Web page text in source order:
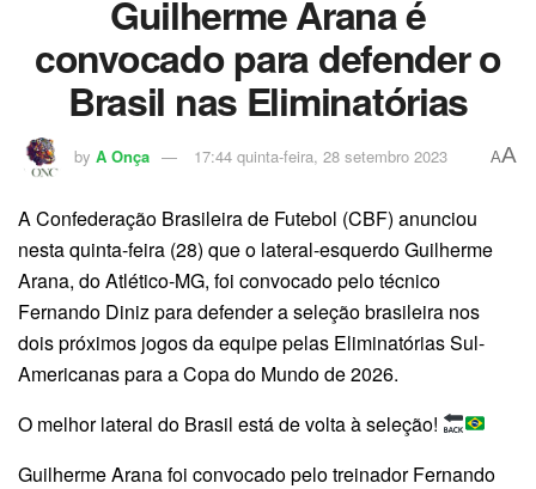
Guilherme Arana é
convocado para defender o
Brasil nas Eliminatórias
by A Onça 17:44 quinta-feira, 28 setembro 2023 AA
A Confederação Brasileira de Futebol (CBF) anunciou
nesta quinta-feira (28) que o lateral-esquerdo Guilherme
Arana, do Atlético-MG, foi convocado pelo técnico
Fernando Diniz para defender a seleção brasileira nos
dois próximos jogos da equipe pelas Eliminatórias Sul-
Americanas para a Copa do Mundo de 2026.
O melhor lateral do Brasil está de volta à seleção!
Guilherme Arana foi convocado pelo treinador Fernando